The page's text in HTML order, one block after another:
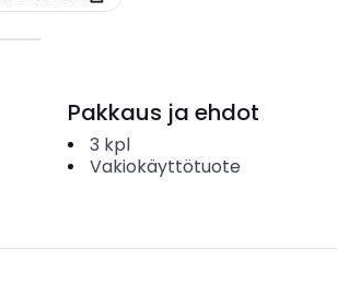
Pakkaus ja ehdot
3 kpl
Vakiokäyttötuote